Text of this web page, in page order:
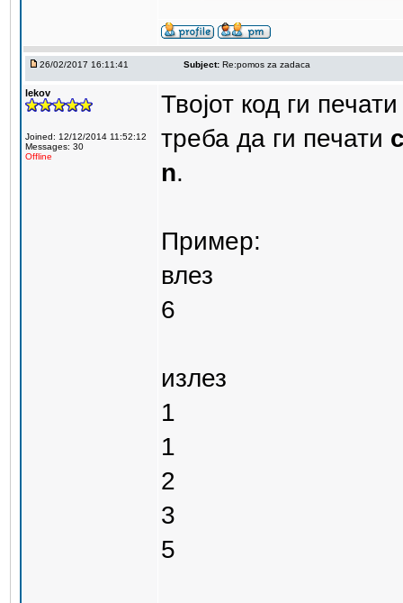
26/02/2017 16:11:41 Subject: Re:pomos za zadaca
lekov
Joined: 12/12/2014 11:52:12
Messages: 30
Offline
Твојот код ги
треба да ги печати
n.
Пример:
влез
6
излез
1
1
2
3
5